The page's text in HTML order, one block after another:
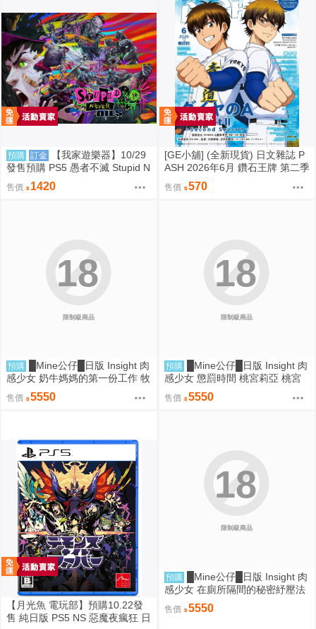
預購 訂金
【我家遊樂器】10/29
發售預購 PS5 愚者不滅 Stupid N
ever Dies 日版
售價 1420
[GE小舖] (全新現貨) 日文雜誌 P
ASH 2026年6月 鑽石王牌 第二季
賽馬娘 神之雫 魔法帽的工作室
售價 570
限制級商品
18
預購
█Mine公仔█日版 Insight 肉
感少女 奶牛媽媽的第一份工作 牧
野小姐 牧野さん 1/6 PMMA D92
59
售價 5550
限制級商品
18
預購
█Mine公仔█日版 Insight 肉
感少女 懲罰時間 桃宮莉亞 桃宮
りあ 1/6 PMMA D9258
售價 5550
【月光魚 電玩部】預購10.22發
售 純日版 PS5 NS 惡魔夜瘋狂 日
限制級商品
18
預購
█Mine公仔█日版 Insight 肉
感少女 在廁所隔間的秘密紓壓法
深美涼 深美すず 1/6 PMMA D92
57
售價 5550